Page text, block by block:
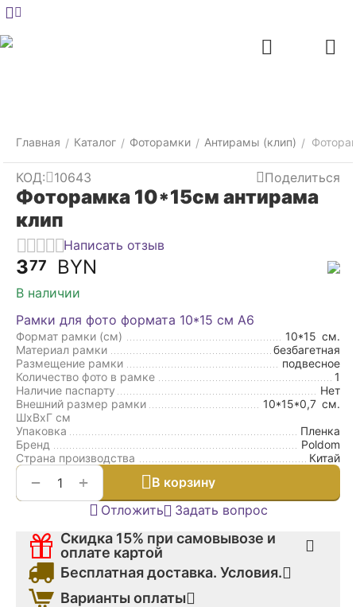
Главная / Каталог / Фоторамки / Антирамы (клип) /
КОД: 10643 Поделиться
Фоторамка 10*15см антирама
клип
Написать отзыв
377 BYN
В наличии
Рамки для фото формата 10*15 см А6
Формат рамки (см) 10*15 см.
Материал рамки
безбагетная
Размещение рамки
подвесное
Количество фото в рамке
1
Наличие паспарту
Нет
Внешний размер рамки
ШxВxГ см
10*15*0,7 см.
Упаковка
Пленка
Бренд
Poldom
Страна производства
Китай
+
−
В корзину
Отложить
Задать вопрос
Скидка 15% при самовывозе и
оплате картой
Бесплатная доставка. Условия.
Варианты оплаты